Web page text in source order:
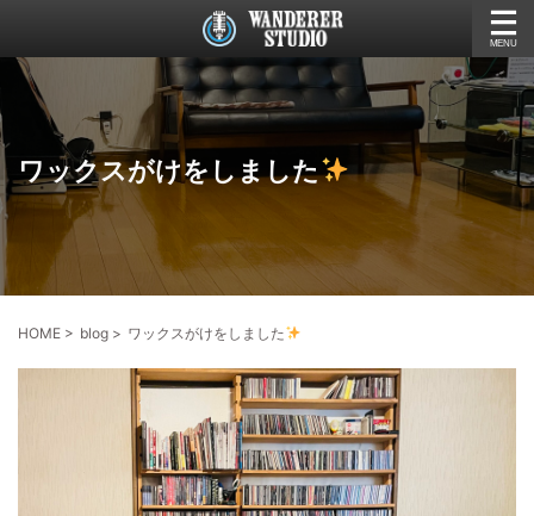
ワックスがけをしました
HOME > blog > ワックスがけをしました